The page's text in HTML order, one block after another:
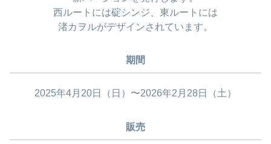
西ルートには碇シンジ、東ルートには
渚カヲルがデザインされています。
期間
2025年4月20日（日）〜2026年2月28日（土）
販売